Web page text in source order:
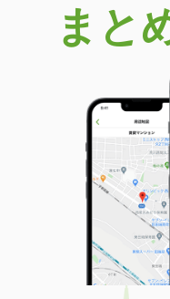
まと